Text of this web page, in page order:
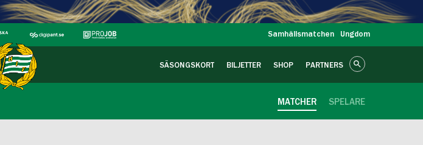
Samhällsmatchen Ungdom
SÄSONGSKORT BILJETTER SHOP PARTNERS
SPELARE
MATCHER